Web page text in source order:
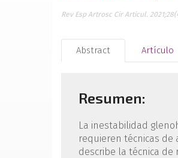
Rev Esp Artrosc Cir Articul.
Abstract Artículo
Resumen:
La inestabilidad
requieren técnicas de
describe la técnica